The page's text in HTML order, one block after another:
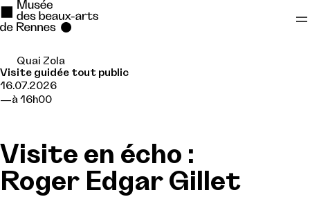
Se rendre au
Contenu principal
Quai Zola
Visite guidée tout public
16.07.2026
à 16h00
Visite en écho :
Roger Edgar Gillet